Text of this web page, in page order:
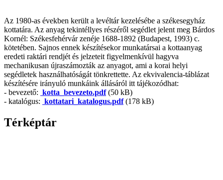
Az 1980-as években került a levéltár kezelésébe a székesegyház
kottatára. Az anyag tekintéllyes részéről segédlet jelent meg Bárdos
Kornél: Székesfehérvár zenéje 1688-1892 (Budapest, 1993) c.
kötetében. Sajnos ennek készítésekor munkatársai a kottaanyag
eredeti raktári rendjét és jelzeteit figyelmenkívül hagyva
mechanikusan újraszámozták az anyagot, ami a korai helyi
segédletek használhatóságát tönkrettette. Az ekvivalencia-táblázat
készítésére irányuló munkáink állásáról itt tájékozódhat:
- bevezető: kotta_bevezeto.pdf(50 kB)
- katalógus: kottatari_katalogus.pdf(178 kB)
Térképtár